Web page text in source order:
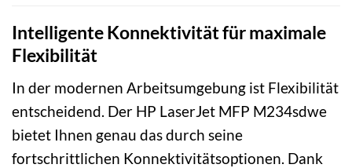
Intelligente Konnektivität für maximale
Flexibilität
In der modernen Arbeitsumgebung ist Flexibilität
entscheidend. Der HP LaserJet MFP M234sdwe
bietet Ihnen genau das durch seine
fortschrittlichen Konnektivitätsoptionen. Dank